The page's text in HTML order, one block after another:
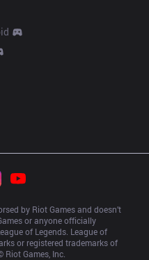
by Riot Games and doesn’t
or anyone officially
of Legends. League of
or registered trademarks of
Riot Games, Inc.